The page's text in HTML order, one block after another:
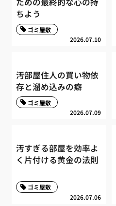
ちよう
2026.07.10
ゴミ屋敷
汚部屋住人の買い物依
存と溜め込みの癖
2026.07.09
ゴミ屋敷
汚すぎる部屋を効率よ
く片付ける黄金の法則
2026.07.06
ゴミ屋敷